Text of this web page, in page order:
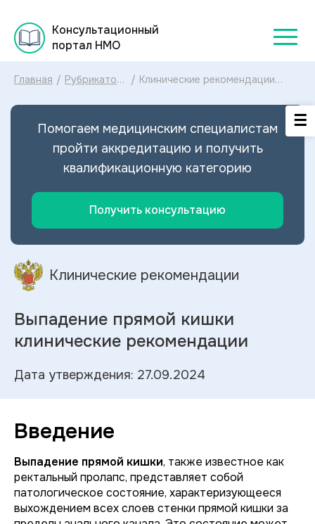
Консультационный
портал НМО
Главная / Рубрикатор
рекомендаций
/ Клинические рекомендации
МКБ-10: диагностика и лечение
Помогаем медицинским специалистам
пройти аккредитацию и получить
квалификационную категорию
Получить консультацию
Клинические рекомендации
Выпадение прямой кишки
клинические рекомендации
Дата утверждения: 27.09.2024
Введение
Выпадение прямой кишки, также известное как
ректальный пролапс, представляет собой
патологическое состояние, характеризующееся
выхождением всех слоев стенки прямой кишки за